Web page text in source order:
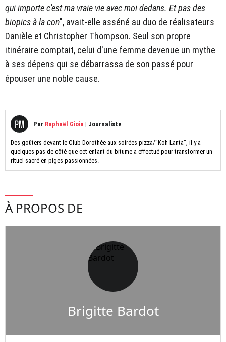
qui importe c'est ma vraie vie avec moi dedans. Et pas des
biopics à la con", avait-elle asséné au duo de réalisateurs
Danièle et Christopher Thompson. Seul son propre
itinéraire comptait, celui d'une femme devenue un mythe
à ses dépens qui se débarrassa de son passé pour
épouser une noble cause.
Par Raphaël Gioia | Journaliste
Des goûters devant le Club Dorothée aux soirées pizza/"Koh-Lanta", il y a
quelques pas de côté que cet enfant du bitume a effectué pour transformer un
rituel sacré en piges passionnées.
À PROPOS DE
Brigitte Bardot